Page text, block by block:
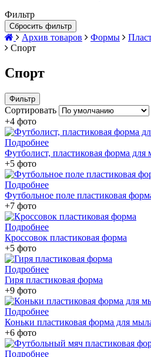
Фильтр
Сбросить фильтр
Архив товаров Формы
Спорт
Спорт
Фильтр
Сортировать
+4 фото
Подробнее
Футболист, пластиковая форма для
+5 фото
Подробнее
Футбольное поле пластиковая
+7 фото
Подробнее
Кроссовок пластиковая форма
+5 фото
Подробнее
Гиря пластиковая форма
+9 фото
Подробнее
Коньки пластиковая форма для
+6 фото
Подробнее